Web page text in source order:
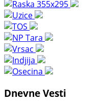
Dnevne Vesti